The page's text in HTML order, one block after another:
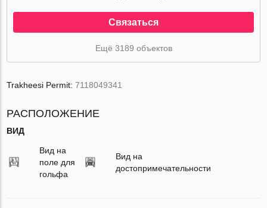
Связаться
Ещё 3189 объектов
Trakheesi Permit:7118049341
РАСПОЛОЖЕНИЕ
ВИД
Вид на
поле для
гольфа
Вид на
достопримечательности